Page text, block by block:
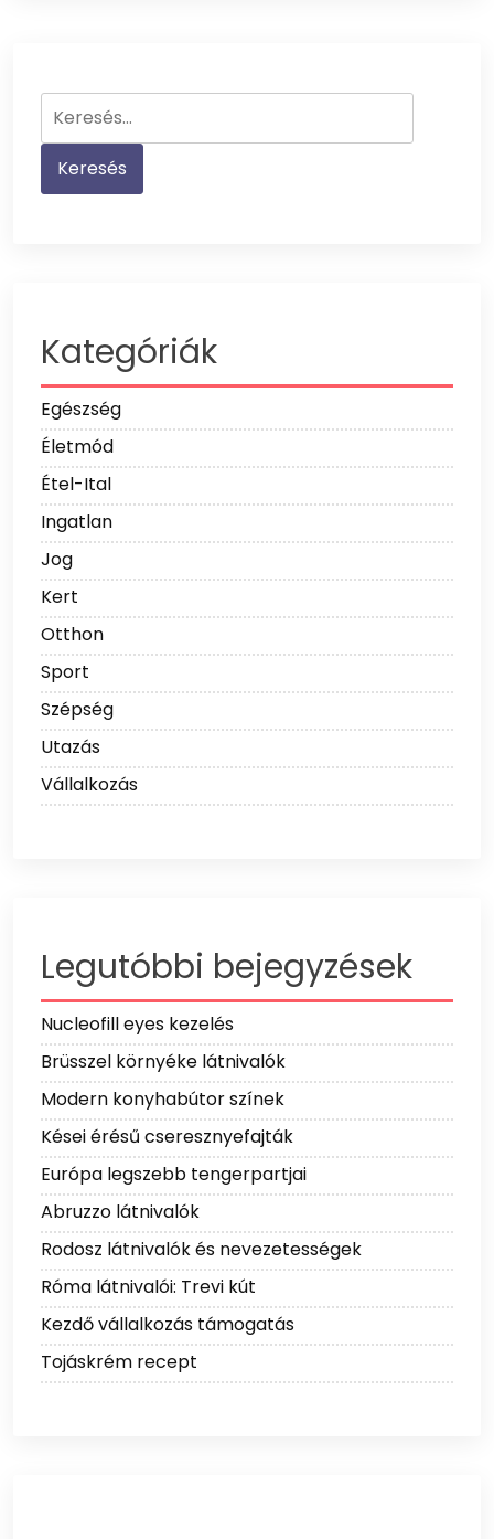
Keresés:
Kategóriák
Egészség
Életmód
Étel-Ital
Ingatlan
Jog
Kert
Otthon
Sport
Szépség
Utazás
Vállalkozás
Legutóbbi bejegyzések
Nucleofill eyes kezelés
Brüsszel környéke látnivalók
Modern konyhabútor színek
Kései érésű cseresznyefajták
Európa legszebb tengerpartjai
Abruzzo látnivalók
Rodosz látnivalók és nevezetességek
Róma látnivalói: Trevi kút
Kezdő vállalkozás támogatás
Tojáskrém recept